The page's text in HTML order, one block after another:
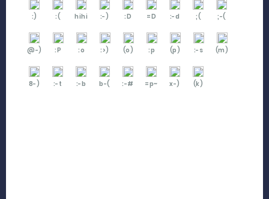
:) :( hihi :-) :D =D :-d ;( ;-(
@-) :P :o :>) (o) :p (p) :-s (m)
8-) :-t :-b b-( :-# =p~ x-) (k)